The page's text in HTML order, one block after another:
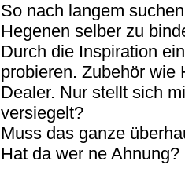
So nach langem
Hegenen selber zu
Durch die Inspiration
probieren. Zubehör wie
Dealer. Nur stellt sich
versiegelt?
Muss das ganze
Hat da wer ne Ahnung?